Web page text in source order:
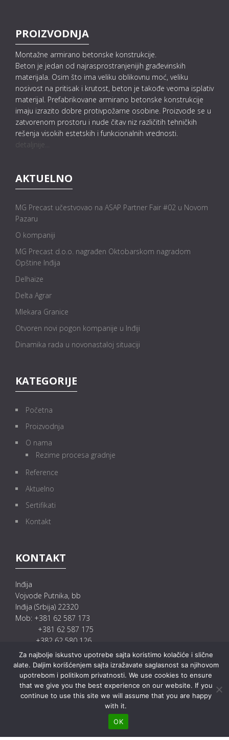
PROIZVODNJA
Montažne armirano betonske konstrukcije.
Beton je jedan od najrasprostranjenijih građevinskih
materijala. Osim što ima veliku oblikovnu moć, veliku
nosivost na pritisak i krutost, beton je takođe veoma isplativ
materijal. Prefabrikovane armirano betonske konstrukcije
imaju izrazito dobre protivpožarne osobine. Proizvode se u
zatvorenom prostoru i nude čitav niz različitih tehničkih
rešenja visokih estetskih i funkcionalnih vrednosti.
detaljnije...
AKTUELNO
MG Precast učestvovao na ASAP Partner Fair #02 u Novom
Pazaru
O kompaniji
MG Precast d.o.o. nagrađen Oktobarskom nagradom
Opštine Inđija
Delhaize
Delta Agrar
Mlekara Granice
Otvoren novi pogon kompanije u Inđiji
Dinamika rada u novonastaloj situaciji
KATEGORIJE
Početna
Proizvodnja
O nama
Rezime procesa gradnje
Reference
Aktuelno
Sertifikati
Kontakt
KONTAKT
Inđija
Vojvode Putnika, bb
Inđija (Srbija) 22320
Mob: +381 62 587 173
+381 62 587 175
+382 62 580 126
E-mail: info@mgprecast.rs
prodaja@mgprecast.rs
Za najbolje iskustvo upotrebe sajta koristimo kolačiće i slične
alate. Daljim korišćenjem sajta izražavate saglasnost sa njihovom
upotrebom i politikom privatnosti. We use cookies to ensure
that we give you the best experience on our website. If you
continue to use this site we will assume that you are happy
with it.
OK